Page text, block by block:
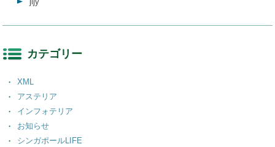
カテゴリー
XML
アステリア
インフォテリア
お知らせ
シンガポールLIFE